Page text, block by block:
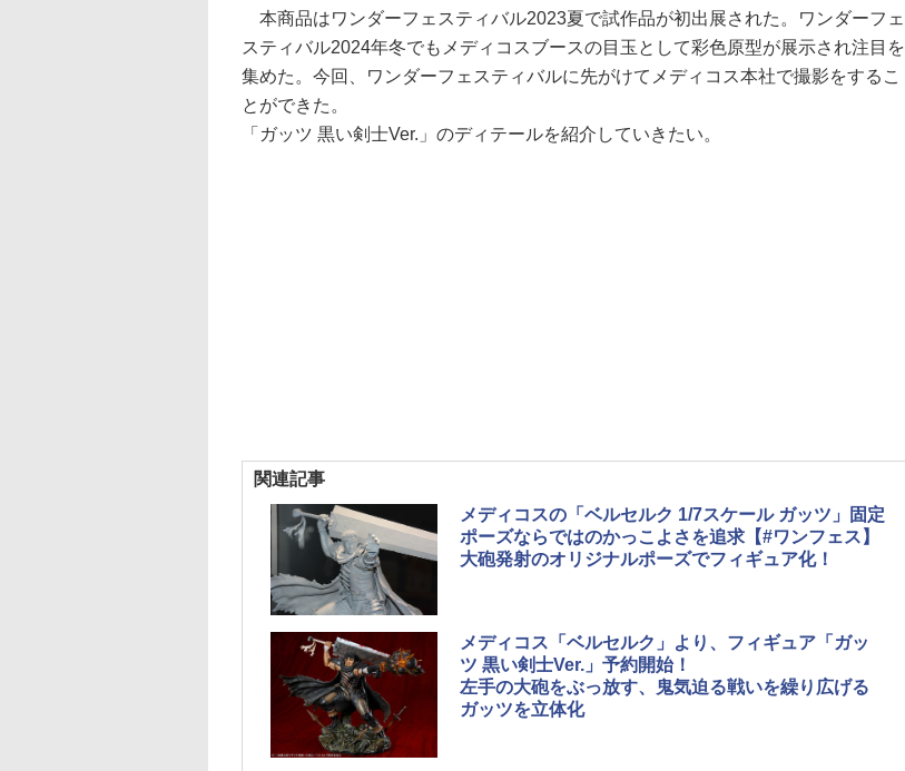
本商品はワンダーフェスティバル2023夏で試作品が初出展された。ワンダーフェ
スティバル2024年冬でもメディコスブースの目玉として彩色原型が展示され注目を
集めた。今回、ワンダーフェスティバルに先がけてメディコス本社で撮影をするこ
とができた。
「ガッツ 黒い剣士Ver.」のディテールを紹介していきたい。
関連記事
メディコスの「ベルセルク 1/7スケール ガッツ」固定
ポーズならではのかっこよさを追求【#ワンフェス】
大砲発射のオリジナルポーズでフィギュア化！
メディコス「ベルセルク」より、フィギュア「ガッ
ツ 黒い剣士Ver.」予約開始！
左手の大砲をぶっ放す、鬼気迫る戦いを繰り広げる
ガッツを立体化